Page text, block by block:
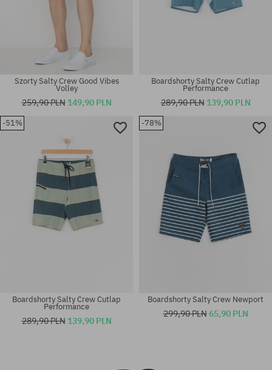
Dostępne rozmiary:
Szorty Salty Crew Good Vibes
Volley
259,90 PLN 149,90 PLN
Boardshorty Salty Crew Cutlap
Performance
289,90 PLN 139,90 PLN
-51%
Boardshorty Salty Crew Cutlap
Performance
289,90 PLN 139,90 PLN
-78%
Boardshorty Salty Crew Newport
299,90 PLN65,90 PLN